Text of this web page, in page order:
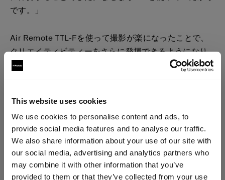
This website uses cookies
We use cookies to personalise content and ads, to
provide social media features and to analyse our traffic.
We also share information about your use of our site with
our social media, advertising and analytics partners who
may combine it with other information that you’ve
provided to them or that they’ve collected from your use
です。」
Air Remote TTL-Fを使って撮影が楽になったことで、
クリエイティビティーをさらに発揮できるようになり
ました。「考えなければならないことが減りました。
ライトを正しい角度にセットアップしたら、あとはモ
トするだけでいいのです。そんなわけで、このショッ
トはもっとも難しいショットであったと同時に、もっ
とも簡単なショットだったと言えます。」